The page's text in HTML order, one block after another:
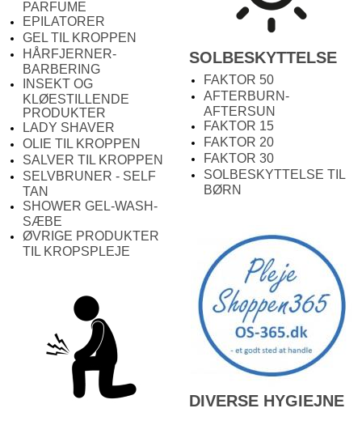
PARFUME
EPILATORER
GEL TIL KROPPEN
HÅRFJERNER-
BARBERING
INSEKT OG
KLØESTILLENDE
PRODUKTER
LADY SHAVER
OLIE TIL KROPPEN
SALVER TIL KROPPEN
SELVBRUNER - SELF
TAN
SHOWER GEL-WASH-
SÆBE
ØVRIGE PRODUKTER
TIL KROPSPLEJE
SOLBESKYTTELSE
FAKTOR 50
AFTERBURN-
AFTERSUN
FAKTOR 15
FAKTOR 20
FAKTOR 30
SOLBESKYTTELSE TIL
BØRN
DIVERSE HYGIEJNE